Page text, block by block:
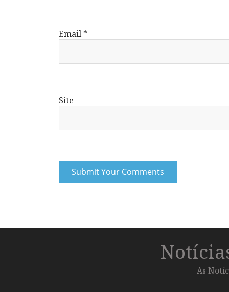
Email *
Site
As